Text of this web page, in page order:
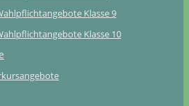
Klasse 9
Klasse 10